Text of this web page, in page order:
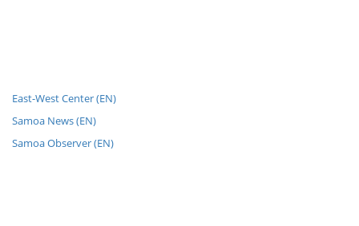
East-West Center (EN)
Samoa News (EN)
Samoa Observer (EN)